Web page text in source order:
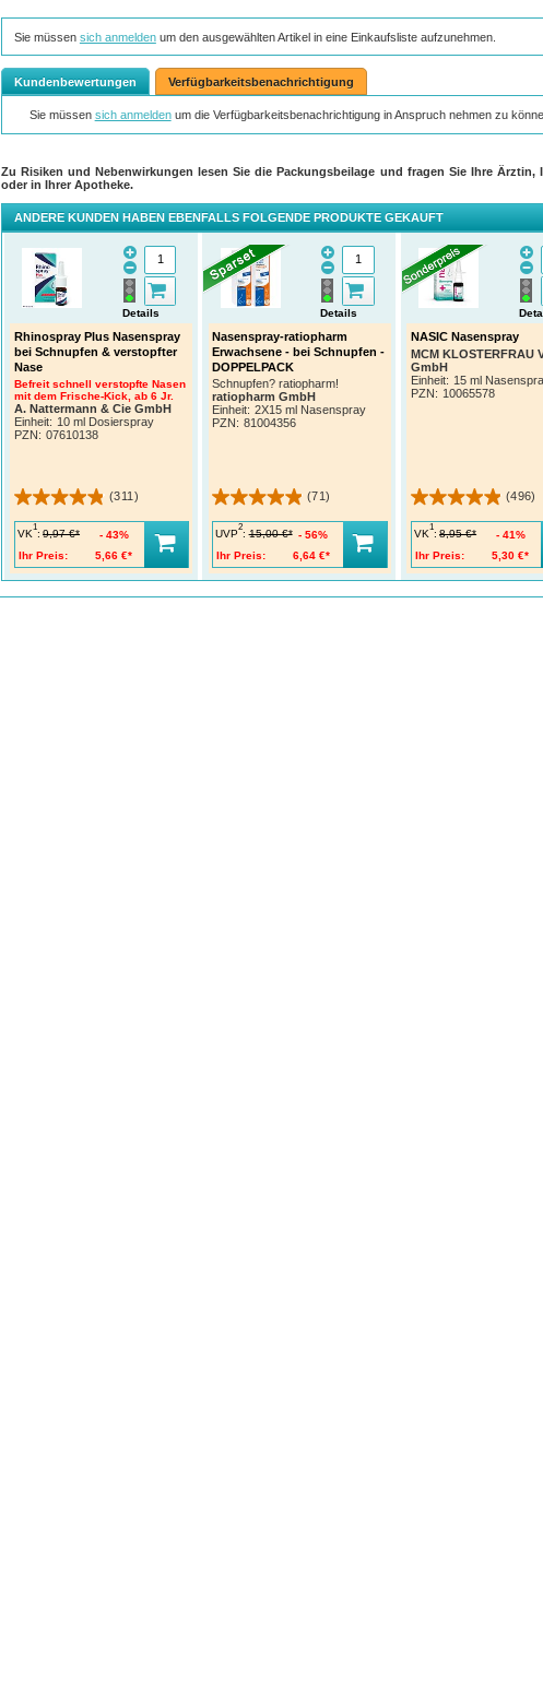
Sie müssen sich anmeldenum den ausgewählten Artikel in eine Einkaufsliste aufzunehmen.
Kundenbewertungen Verfügbarkeitsbenachrichtigung
Sie müssen sich anmeldenum die Verfügbarkeitsbenachrichtigung in Anspruch nehmen zu
Zu Risiken und Nebenwirkungen lesen Sie die Packungsbeilage und fragen Sie Ihre Ärztin,
oder in Ihrer Apotheke.
ANDERE KUNDEN HABEN EBENFALLS FOLGENDE PRODUKTE GEKAUFT
Rhinospray Plus Nasenspray
bei Schnupfen & verstopfter
Nase
Befreit schnell verstopfte Nasen
mit dem Frische-Kick, ab 6 Jr.
A. Nattermann & Cie GmbH
Einheit: 10 ml Dosierspray
PZN: 07610138
Details
(311)
VK
1
: 9,97 €*
Ihr Preis:
5,66 €*
43%
Nasenspray-ratiopharm
Erwachsene - bei Schnupfen -
DOPPELPACK
Schnupfen? ratiopharm!
ratiopharm GmbH
Einheit: 2X15 ml Nasenspray
PZN: 81004356
Details
(71)
UVP
2
: 15,00 €*
Ihr Preis:
6,64 €*
56%
NASIC Nasenspray
MCM KLOSTERFRAU
GmbH
Einheit: 15 ml
PZN: 10065578
(496)
VK
1
: 8,95 €*
Ihr Preis:
5,30 €*
41%